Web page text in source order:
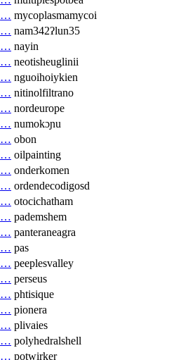
… mycoplasmamycoi
… nam342ʔlun35
… nayin
… neotisheuglinii
… nguoihoiykien
… nitinolfiltrano
… nordeurope
… numokɔɲu
… obon
… oilpainting
… onderkomen
… ordendecodigosd
… otocichatham
… pademshem
… panteraneagra
… pas
… peeplesvalley
… perseus
… phtisique
… pionera
… plivaies
… polyhedralshell
… potwirker